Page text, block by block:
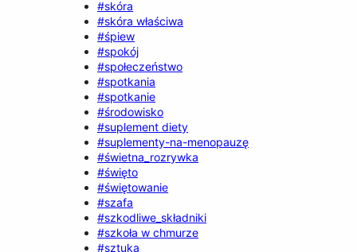
#skóra
#skóra właściwa
#śpiew
#spokój
#społeczeństwo
#spotkania
#spotkanie
#środowisko
#suplement diety
#suplementy-na-menopauzę
#świetna_rozrywka
#święto
#świętowanie
#szafa
#szkodliwe_składniki
#szkoła w chmurze
#sztuka